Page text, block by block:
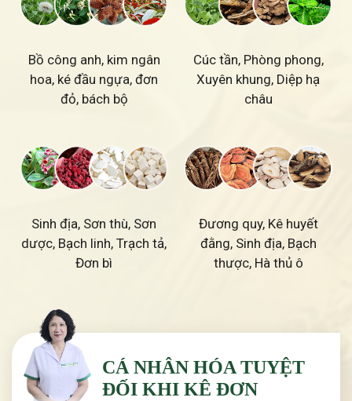
Bồ công anh, kim ngân
hoa, ké đầu ngựa, đơn
đỏ, bách bộ
Cúc tần, Phòng phong,
Xuyên khung, Diệp hạ
châu
Sinh địa, Sơn thù, Sơn
dược, Bạch linh, Trạch tả,
Đơn bì
Đương quy, Kê huyết
đằng, Sinh địa, Bạch
thược, Hà thủ ô
CÁ NHÂN HÓA TUYỆT
ĐỐI KHI KÊ ĐƠN